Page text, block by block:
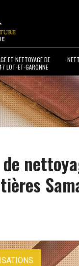
ET NETTOYAGE DE
LOT-ET-GARONNE